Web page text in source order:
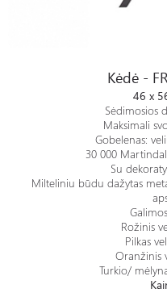
Kėdė -
46 x
Sėdimosios
Maksimali
Gobelenas:
30 000
Su
Milteliniu būdu dažytas
Rožinis
Pilkas
Oranžinis
Turkio/